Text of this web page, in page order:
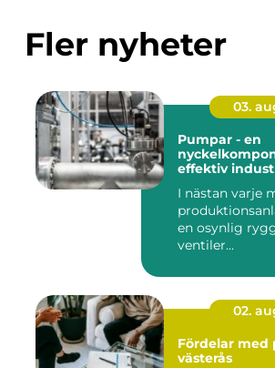
Fler nyheter
03.
Pumpar - en
effektiv
I nästan varje
en osynlig
ventiler...
02.
Fördelar med
västerås